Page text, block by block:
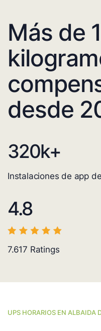
Más de
desde
320k+
Instalaciones de app
4.8
7.617 Ratings
UPS HORARIOS EN ALBAIDA